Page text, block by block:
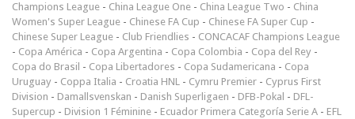
Champions League - China League One - China League Two - China
Women's Super League - Chinese FA Cup - Chinese FA Super Cup -
Chinese Super League - Club Friendlies - CONCACAF Champions League
- Copa América - Copa Argentina - Copa Colombia - Copa del Rey -
Copa do Brasil - Copa Libertadores - Copa Sudamericana - Copa
Uruguay - Coppa Italia - Croatia HNL - Cymru Premier - Cyprus First
Division - Damallsvenskan - Danish Superligaen - DFB-Pokal - DFL-
Supercup - Division 1 Féminine - Ecuador Primera Categoría Serie A - EFL